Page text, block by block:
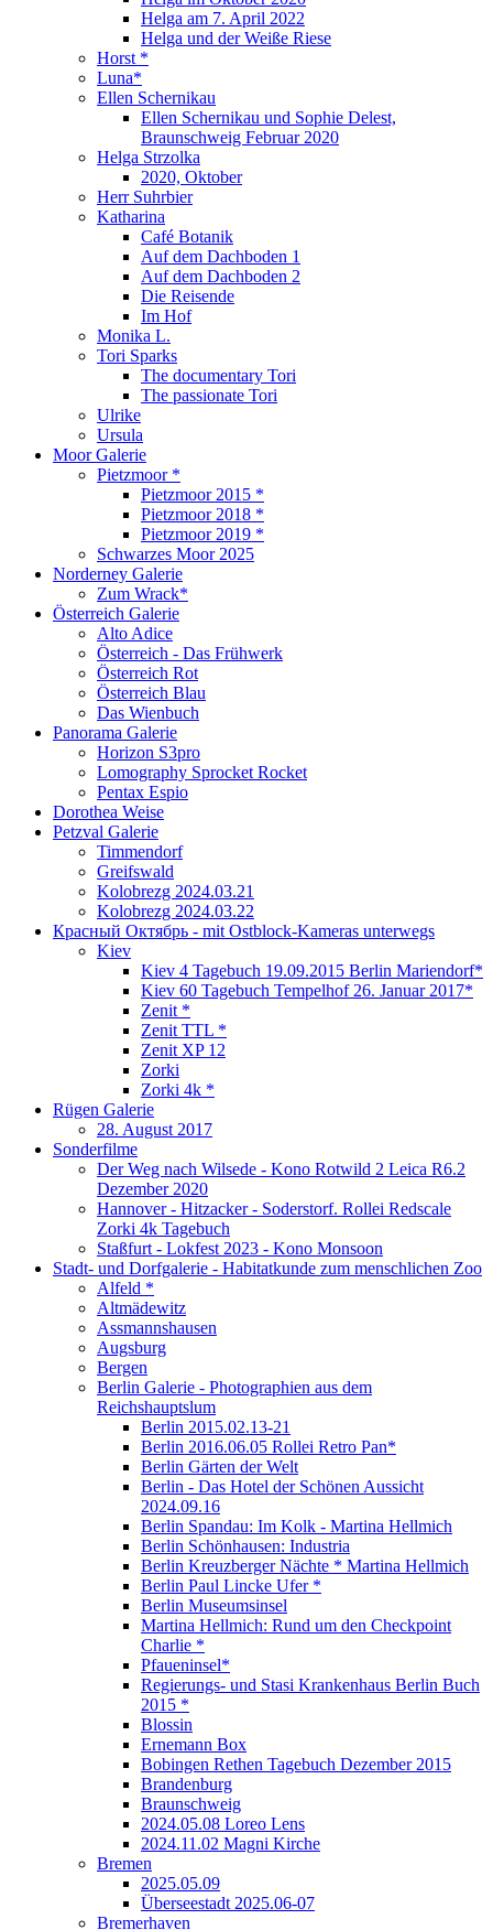
Helga am 7. April 2022
Helga und der Weiße Riese
Horst *
Luna*
Ellen Schernikau
Ellen Schernikau und Sophie Delest,
Braunschweig Februar 2020
Helga Strzolka
2020, Oktober
Herr Suhrbier
Katharina
Café Botanik
Auf dem Dachboden 1
Auf dem Dachboden 2
Die Reisende
Im Hof
Monika L.
Tori Sparks
The documentary Tori
The passionate Tori
Ulrike
Ursula
Moor Galerie
Pietzmoor *
Pietzmoor 2015 *
Pietzmoor 2018 *
Pietzmoor 2019 *
Schwarzes Moor 2025
Norderney Galerie
Zum Wrack*
Österreich Galerie
Alto Adice
Österreich - Das Frühwerk
Österreich Rot
Österreich Blau
Das Wienbuch
Panorama Galerie
Horizon S3pro
Lomography Sprocket Rocket
Pentax Espio
Dorothea Weise
Petzval Galerie
Timmendorf
Greifswald
Kolobrezg 2024.03.21
Kolobrezg 2024.03.22
Красный Октябрь - mit Ostblock-Kameras unterwegs
Kiev
Kiev 4 Tagebuch 19.09.2015 Berlin Mariendorf*
Kiev 60 Tagebuch Tempelhof 26. Januar 2017*
Zenit *
Zenit TTL *
Zenit XP 12
Zorki
Zorki 4k *
Rügen Galerie
28. August 2017
Sonderfilme
Der Weg nach Wilsede - Kono Rotwild 2 Leica R6.2
Dezember 2020
Hannover - Hitzacker - Soderstorf. Rollei Redscale
Zorki 4k Tagebuch
Staßfurt - Lokfest 2023 - Kono Monsoon
Stadt- und Dorfgalerie - Habitatkunde zum menschlichen Zoo
Alfeld *
Altmädewitz
Assmannshausen
Augsburg
Bergen
Berlin Galerie - Photographien aus dem
Reichshauptslum
Berlin 2015.02.13-21
Berlin 2016.06.05 Rollei Retro Pan*
Berlin Gärten der Welt
Berlin - Das Hotel der Schönen Aussicht
2024.09.16
Berlin Spandau: Im Kolk - Martina Hellmich
Berlin Schönhausen: Industria
Berlin Kreuzberger Nächte * Martina Hellmich
Berlin Paul Lincke Ufer *
Berlin Museumsinsel
Martina Hellmich: Rund um den Checkpoint
Charlie *
Pfaueninsel*
Regierungs- und Stasi Krankenhaus Berlin Buch
2015 *
Blossin
Ernemann Box
Bobingen Rethen Tagebuch Dezember 2015
Brandenburg
Braunschweig
2024.05.08 Loreo Lens
2024.11.02 Magni Kirche
Bremen
2025.05.09
Überseestadt 2025.06-07
Bremerhaven